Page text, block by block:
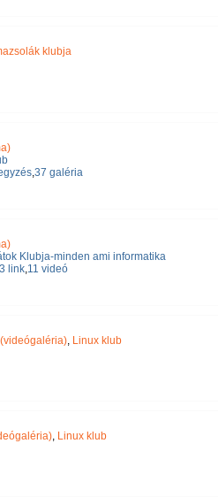
klubja
,37 galéria
Klubja-minden ami informatika
link,11 videó
(videógaléria), Linux klub
, Linux klub